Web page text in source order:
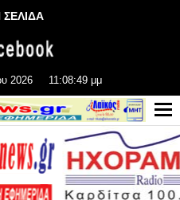
ΣΕΛΙΔΑ
2026 11:08:50 μμ